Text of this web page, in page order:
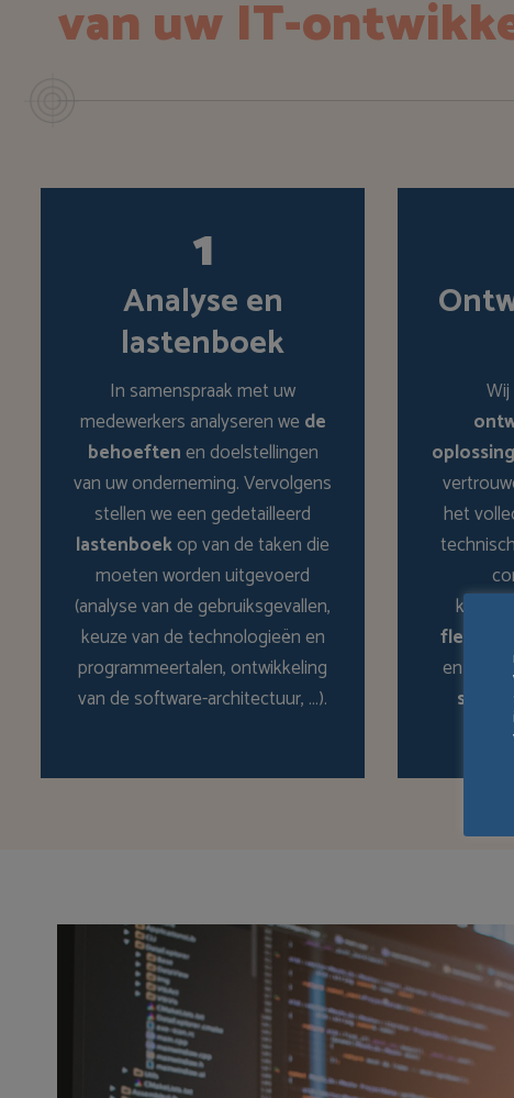
van uw IT-
1
Analyse en
lastenboek
In samenspraak met uw
medewerkers analyseren we de
behoeftenen doelstellingen
van uw onderneming. Vervolgens
stellen we een gedetailleerd
lastenboekop van de taken die
moeten worden uitgevoerd
(analyse van de gebruiksgevallen,
keuze van de technologieën en
programmeertalen, ontwikkeling
van de software-architectuur, …).
het
en